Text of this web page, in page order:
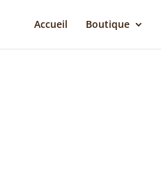
Accueil Boutique